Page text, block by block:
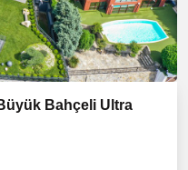
Bahçeli Ultra